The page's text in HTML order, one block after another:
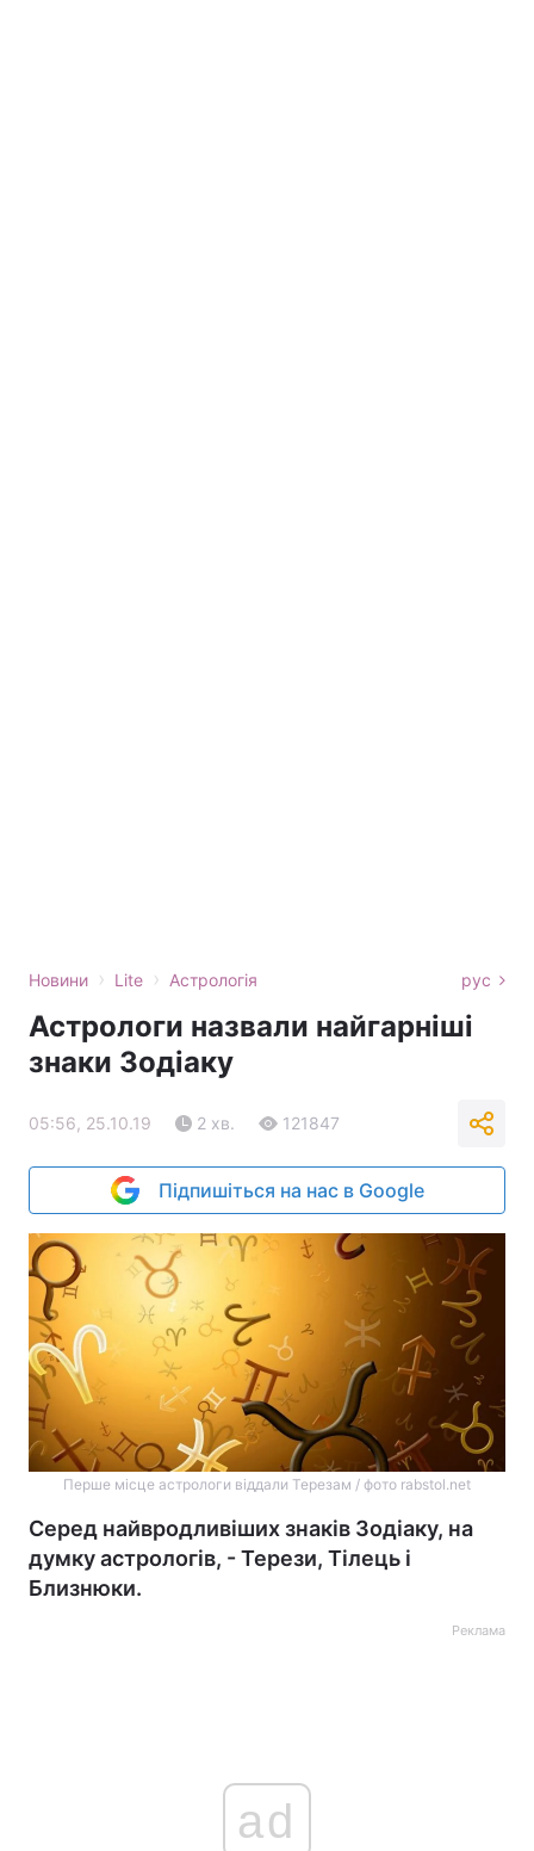
Новини › Lite › Астрологія рус
Астрологи назвали найгарніші
знаки Зодіаку
05:56, 25.10.19 2 хв. 121847
Підпишіться на нас в Google
Перше місце астрологи віддали Терезам / фото rabstol.net
Серед найвродливіших знаків Зодіаку, на
думку астрологів, - Терези, Тілець і
Близнюки.
Реклама
ad